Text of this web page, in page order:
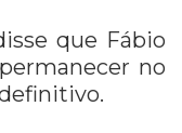
que Fábio
no